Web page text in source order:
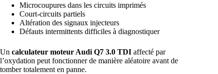
Microcoupures dans les circuits imprimés
Court-circuits partiels
Altération des signaux injecteurs
Défauts intermittents difficiles à diagnostiquer
Un calculateur moteur Audi Q7 3.0 TDI affecté par
l’oxydation peut fonctionner de manière aléatoire avant de
tomber totalement en panne.